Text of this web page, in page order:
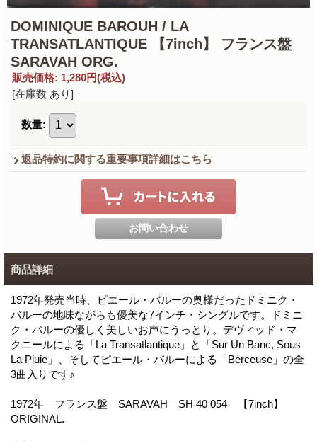
DOMINIQUE BAROUH / LA
TRANSATLANTIQUE 【7inch】 フランス盤
SARAVAH ORG.
販売価格: 1,280円(税込)
[在庫数 あり]
数量:
返品特約に関する重要事項詳細はこちら
商品詳細
1972年発売当時、ピエール・バルーの奥様だったドミニク・
バルーの地味ながらも優美な7インチ・シングルです。ドミニ
ク・バルーの優しく美しいお声にうっとり。デヴィッド・マ
クニールによる「La Transatlantique」と「Sur Un Banc, Sous
La Pluie」、そしてピエール・バルーによる「Berceuse」の全
3曲入りです♪
1972年 フランス盤 SARAVAH SH 40 054 【7inch】
ORIGINAL.